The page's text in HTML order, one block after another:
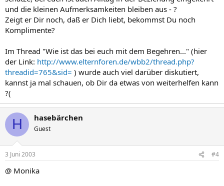
und die kleinen Aufmerksamkeiten bleiben aus - ?
Zeigt er Dir noch, daß er Dich liebt, bekommst Du noch
Komplimente?
Im Thread "Wie ist das bei euch mit dem Begehren..." (hier
der Link: http://www.elternforen.de/wbb2/thread.php?
threadid=765&sid= ) wurde auch viel darüber diskutiert,
kannst ja mal schauen, ob Dir da etwas von weiterhelfen kann
?(
H hasebärchen
Guest
3 Juni 2003 #4
@ Monika